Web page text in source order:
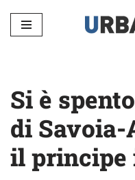
Vai
Si è
di Savoia-
il principe